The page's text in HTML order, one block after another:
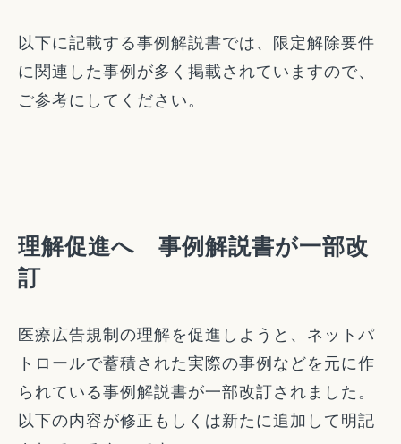
以下に記載する事例解説書では、限定解除要件
に関連した事例が多く掲載されていますので、
ご参考にしてください。
理解促進へ 事例解説書が一部改
訂
医療広告規制の理解を促進しようと、ネットパ
トロールで蓄積された実際の事例などを元に作
られている事例解説書が一部改訂されました。
以下の内容が修正もしくは新たに追加して明記